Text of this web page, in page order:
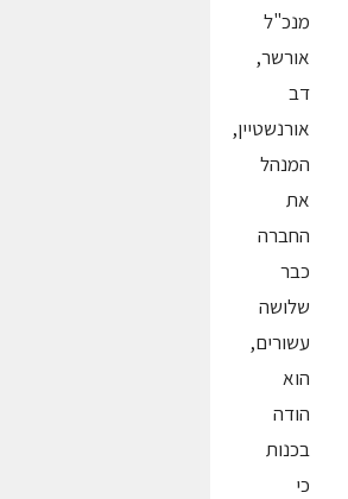
מנכ"ל
אורשר,
דב
אורנשטיין,
המנהל
את
החברה
כבר
שלושה
עשורים,
הוא
הודה
בכנות
כי